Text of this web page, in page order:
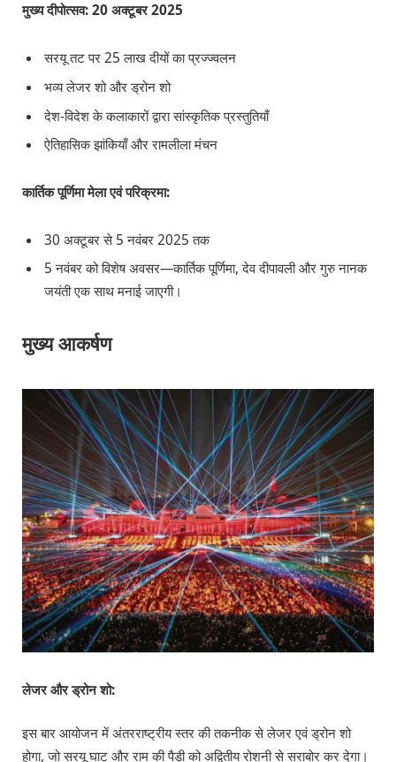
मुख्य दीपोत्सव: 20 अक्टूबर 2025
सरयू तट पर 25 लाख दीयों का प्रज्ज्वलन
भव्य लेजर शो और ड्रोन शो
देश-विदेश के कलाकारों द्वारा सांस्कृतिक प्रस्तुतियाँ
ऐतिहासिक झांकियाँ और रामलीला मंचन
कार्तिक पूर्णिमा मेला एवं परिक्रमा:
30 अक्टूबर से 5 नवंबर 2025 तक
5 नवंबर को विशेष अवसर—कार्तिक पूर्णिमा, देव दीपावली और गुरु नानक
जयंती एक साथ मनाई जाएगी।
मुख्य आकर्षण
लेजर और ड्रोन शो:
इस बार आयोजन में अंतरराष्ट्रीय स्तर की तकनीक से लेजर एवं ड्रोन शो
होगा, जो सरयू घाट और राम की पैड़ी को अद्वितीय रोशनी से सराबोर कर देगा।